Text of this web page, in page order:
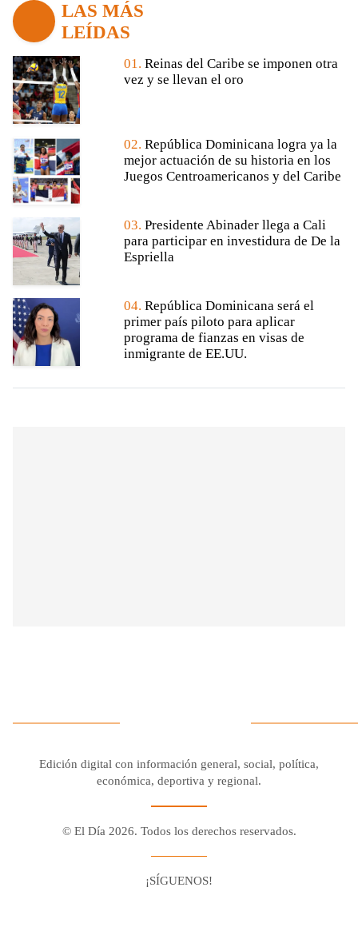
LAS MÁS
LEÍDAS
01. Reinas del Caribe se imponen otra
vez y se llevan el oro
02. República Dominicana logra ya la
mejor actuación de su historia en los
Juegos Centroamericanos y del Caribe
03. Presidente Abinader llega a Cali
para participar en investidura de De la
Espriella
04. República Dominicana será el
primer país piloto para aplicar
programa de fianzas en visas de
inmigrante de EE.UU.
Edición digital con información general, social, política,
económica, deportiva y regional.
© El Día 2026. Todos los derechos reservados.
¡SÍGUENOS!